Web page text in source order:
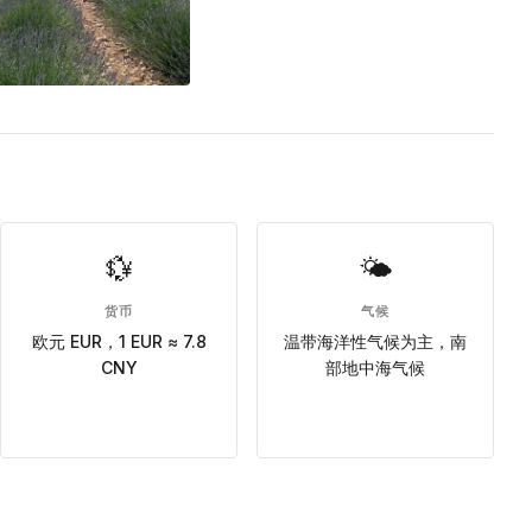
💱
货币
欧元 EUR，1 EUR ≈ 7.8
CNY
🌤
气候
温带海洋性气候为主，南
部地中海气候